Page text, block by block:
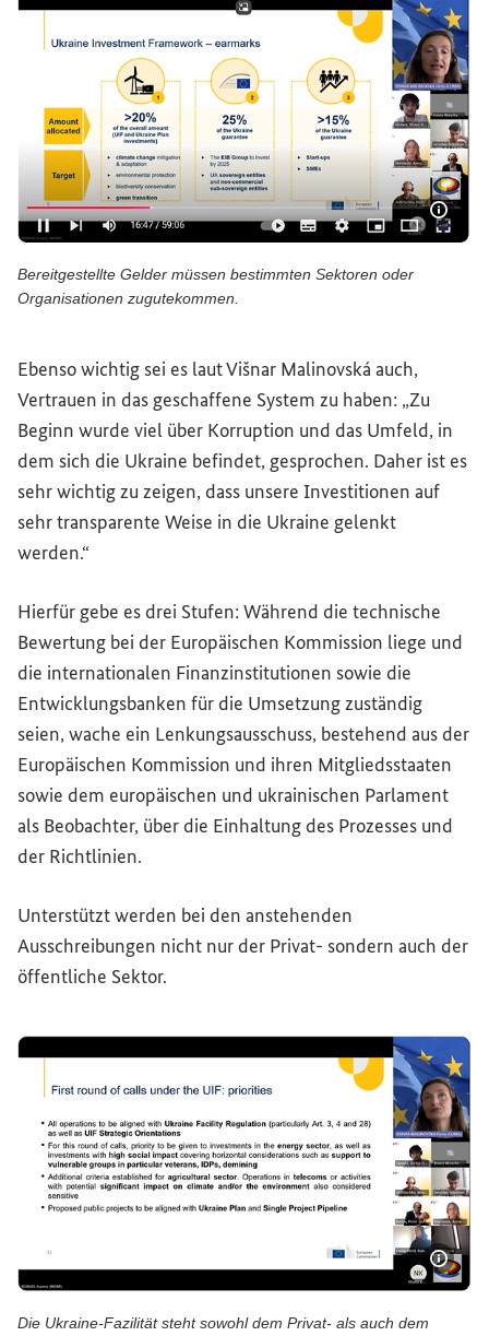
Bereitgestellte Gelder müssen bestimmten Sektoren oder
Organisationen zugutekommen.
Ebenso wichtig sei es laut Višnar Malinovská auch,
Vertrauen in das geschaffene System zu haben: „Zu
Beginn wurde viel über Korruption und das Umfeld, in
dem sich die Ukraine befindet, gesprochen. Daher ist es
sehr wichtig zu zeigen, dass unsere Investitionen auf
sehr transparente Weise in die Ukraine gelenkt
werden.“
Hierfür gebe es drei Stufen: Während die technische
Bewertung bei der Europäischen Kommission liege und
die internationalen Finanzinstitutionen sowie die
Entwicklungsbanken für die Umsetzung zuständig
seien, wache ein Lenkungsausschuss, bestehend aus der
Europäischen Kommission und ihren Mitgliedsstaaten
sowie dem europäischen und ukrainischen Parlament
als Beobachter, über die Einhaltung des Prozesses und
der Richtlinien.
Unterstützt werden bei den anstehenden
Ausschreibungen nicht nur der Privat- sondern auch der
öffentliche Sektor.
Die Ukraine-Fazilität steht sowohl dem Privat- als auch dem